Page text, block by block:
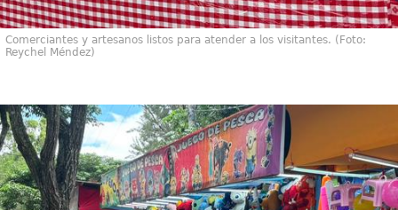
Comerciantes y artesanos listos para atender a los visitantes. (Foto:
Reychel Méndez)